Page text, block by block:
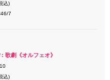
込)
7
歌劇《オルフェオ》
込)